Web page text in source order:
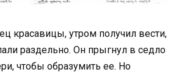
красавицы, утром получил вести,
раздельно. Он прыгнул в седло
чтобы образумить ее. Но